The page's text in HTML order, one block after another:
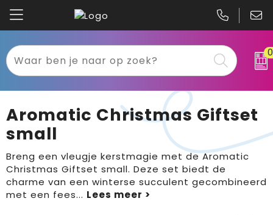
0
Textiel
Werkkleding
Sport
Tassen
Kariban
B&C
Gildan
Clique
Aromatic Christmas Giftset
small
Breng een vleugje kerstmagie met de Aromatic
Christmas Giftset small. Deze set biedt de
charme van een winterse succulent gecombineerd
met een fees...